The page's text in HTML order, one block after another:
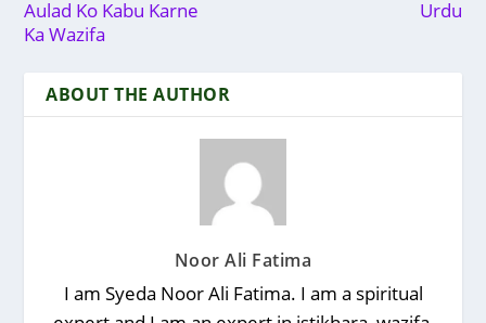
Aulad Ko Kabu Karne
Ka Wazifa
Urdu
ABOUT THE AUTHOR
Noor Ali Fatima
I am Syeda Noor Ali Fatima. I am a spiritual